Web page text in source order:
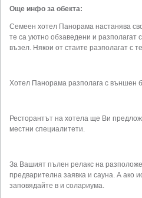
Още инфо за обекта:
Семеен хотел Панорама настанява
те са уютно обзаведени и разполагат
възел. Някои от стаите разполагат с
Хотел Панорама разполага с външен
Ресторантът на хотела ще Ви
местни специалитети.
За Вашият пълен релакс на
предварителна заявка и сауна. А ако
заповядайте в и солариума.